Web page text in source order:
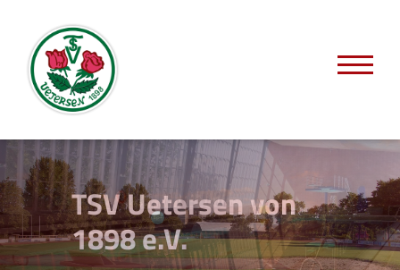
TSV Uetersen von
1898 e.V.